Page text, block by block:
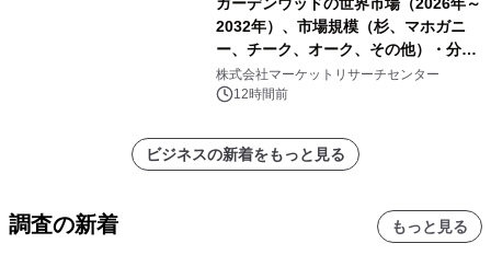
2032年）、市場規模（杉、マホガニ
ー、チーク、オーク、その他）・分析
レポートを発表
株式会社マーケットリサーチセンター
12時間前
ビジネスの新着をもっと見る
調査の新着 もっと見る